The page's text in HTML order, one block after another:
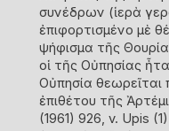
συνέδρων (ἱερὰ
ἐπιφορτισμένο μὲ
ψήφισμα τῆς
οἱ τῆς Οὐπησίας
Οὐπησία
ἐπιθέτου τῆς
(1961) 926, v. Upis